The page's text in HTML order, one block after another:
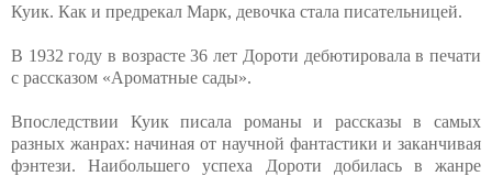
Куик. Как и предрекал Марк, девочка стала писательницей.
В 1932 году в возрасте 36 лет Дороти дебютировала в печати
с рассказом «Ароматные сады».
Впоследствии Куик писала романы и рассказы в самых
разных жанрах: начиная от научной фантастики и заканчивая
фэнтези. Наибольшего успеха Дороти добилась в жанре